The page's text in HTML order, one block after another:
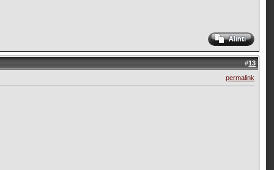
#13
permalink